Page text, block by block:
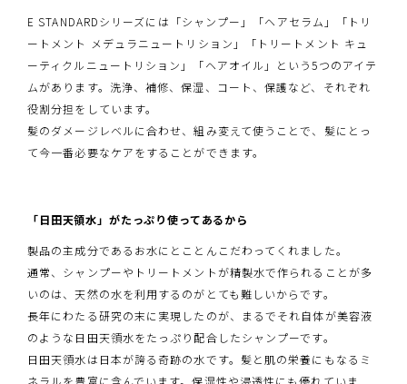
E STANDARDシリーズには「シャンプー」「ヘアセラム」「トリ
ートメント メデュラニュートリション」「トリートメント キュ
ーティクルニュートリション」「ヘアオイル」という5つのアイテ
ムがあります。洗浄、補修、保湿、コート、保護など、それぞれ
役割分担をしています。
髪のダメージレベルに合わせ、組み変えて使うことで、髪にとっ
て今一番必要なケアをすることができます。
「日田天領水」がたっぷり使ってあるから
製品の主成分であるお水にとことんこだわってくれました。
通常、シャンプーやトリートメントが精製水で作られることが多
いのは、天然の水を利用するのがとても難しいからです。
長年にわたる研究の末に実現したのが、まるでそれ自体が美容液
のような日田天領水をたっぷり配合したシャンプーです。
日田天領水は日本が誇る奇跡の水です。髪と肌の栄養にもなるミ